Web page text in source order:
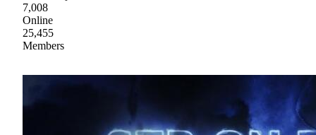
7,008
Online
25,455
Members